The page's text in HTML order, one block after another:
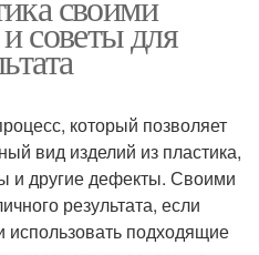
советы для
который позволяет
вид изделий из пластика,
и другие дефекты. Своими
результата, если
подходящие